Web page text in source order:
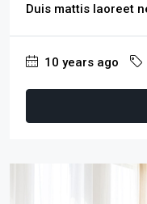
Duis mattis laoreet
10 years ago